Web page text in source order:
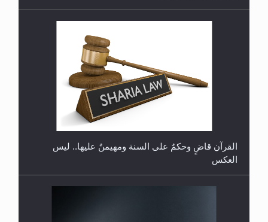
هل تعتبر الأشفار الاصطناعية (الرموش الاصطناعية)
والأظافر البلاستيكية وطلاء الأظافر حاجبا للوضوء وهل
يُسمح الصلاة بها؟
القرآن قاضٍ وحكمٌ على السنة ومهيمنٌ عليها.. ليس
العكس